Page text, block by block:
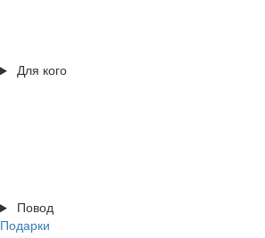
Для кого
Повод
Подарки